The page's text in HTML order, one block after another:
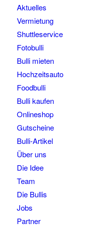
Aktuelles
Vermietung
Shuttleservice
Fotobulli
Bulli mieten
Hochzeitsauto
Foodbulli
Bulli kaufen
Onlineshop
Gutscheine
Bulli-Artikel
Über uns
Die Idee
Team
Die Bullis
Jobs
Partner